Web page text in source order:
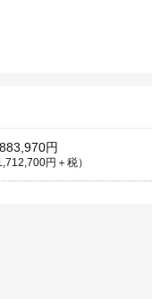
円
円＋税）